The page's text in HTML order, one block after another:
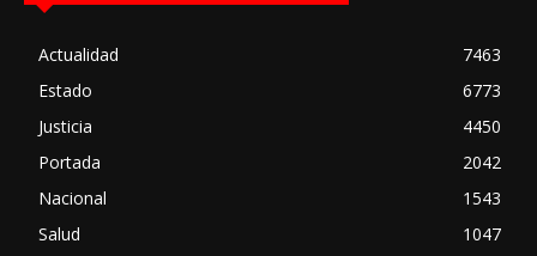
Actualidad
7463
Estado
6773
Justicia
4450
Portada
2042
Nacional
1543
Salud
1047